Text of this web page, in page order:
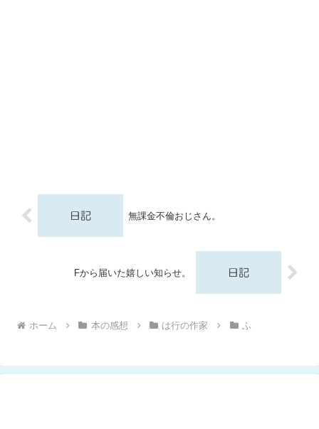
無課金不倫おじさん。
Fから届いた嬉しい知らせ。
ホーム 本の感想 は行の作家 ふ